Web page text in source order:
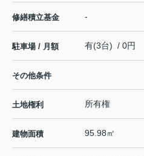
修繕積立基金 -
駐車場 / 月額 有(3台) / 0円
その他条件
土地権利 所有権
建物面積 95.98㎡